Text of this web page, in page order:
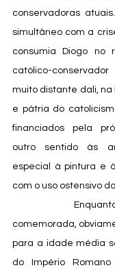
conservadoras
simultâneo com a
consumia Diogo no
católico-
muito distante dali,
e pátria do
financiados pela
outro sentido às
especial à pintura e
com o uso ostensivo
comemorada,
para a idade média
do Império